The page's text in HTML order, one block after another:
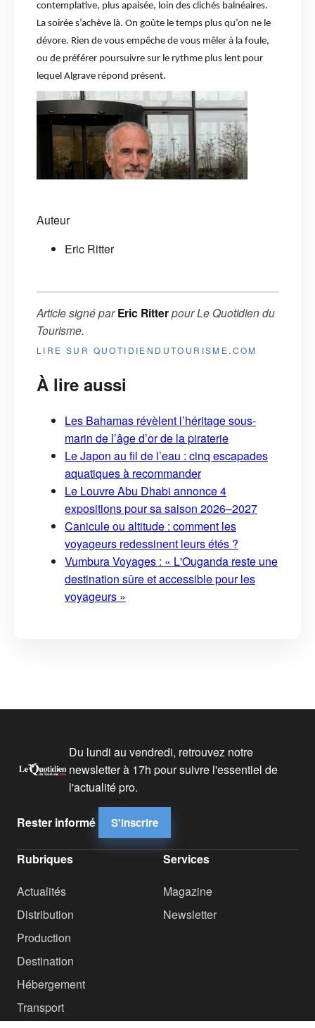
contemplative, plus apaisée, loin des clichés balnéaires.
La soirée s’achève là. On goûte le temps plus qu’on ne le
dévore. Rien de vous empêche de vous mêler à la foule,
ou de préférer poursuivre sur le rythme plus lent pour
lequel Algrave répond présent.
Auteur
Eric Ritter
Article signé parEric RitterpourLe Quotidien du
Tourisme.
LIRE SUR QUOTIDIENDUTOURISME.COM
À lire aussi
Les Bahamas révèlent l’héritage sous-
marin de l’âge d’or de la piraterie
Le Japon au fil de l’eau : cinq escapades
aquatiques à recommander
Le Louvre Abu Dhabi annonce 4
expositions pour sa saison 2026–2027
Canicule ou altitude : comment les
voyageurs redessinent leurs étés ?
Vumbura Voyages : « L'Ouganda reste une
destination sûre et accessible pour les
voyageurs »
Du lundi au vendredi, retrouvez notre
newsletter à 17h pour suivre l'essentiel de
l'actualité pro.
Rester informé S'inscrire
Rubriques
Actualités
Distribution
Production
Destination
Hébergement
Transport
Services
Magazine
Newsletter